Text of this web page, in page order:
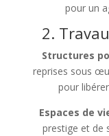
pour un
2.
Structures
reprises sous
pour
Espaces de
prestige et de